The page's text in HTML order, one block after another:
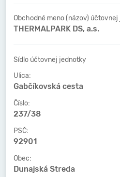
Obchodné meno (názov)
THERMALPARK DS, a.s.
Sídlo účtovnej jednotky
Ulica:
Gabčíkovská cesta
Číslo:
237/38
PSČ:
92901
Obec:
Dunajská Streda